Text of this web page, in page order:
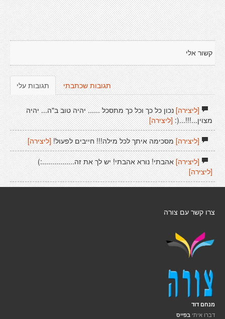
קשור אלי
תגובות עלי תגובות שכתבתי
[ליצירה]נכון כל כך וכל כך מתסכל ...... יהיה טוב ב"ה... יהיה
מצוין...!!!...(:[ליצירה]
[ליצירה]מסכימה איתך לכל מילה!!! חייבים לפעול! [ליצירה]
[ליצירה]אהבתי! נורא אהבתי! יש לך את זה................:)
[ליצירה]
צרו קשר עם צורה
מנחם דוד
דברו איתי בפייס